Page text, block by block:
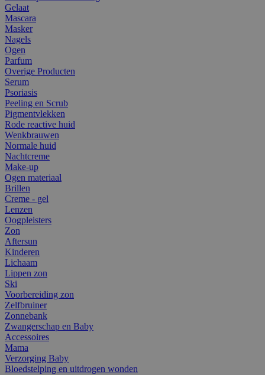
Gelaat
Mascara
Masker
Nagels
Ogen
Parfum
Overige Producten
Serum
Psoriasis
Peeling en Scrub
Pigmentvlekken
Rode reactive huid
Wenkbrauwen
Normale huid
Nachtcreme
Make-up
Ogen materiaal
Brillen
Creme - gel
Lenzen
Oogpleisters
Zon
Aftersun
Kinderen
Lichaam
Lippen zon
Ski
Voorbereiding zon
Zelfbruiner
Zonnebank
Zwangerschap en Baby
Accessoires
Mama
Verzorging Baby
Bloedstelping en uitdrogen wonden